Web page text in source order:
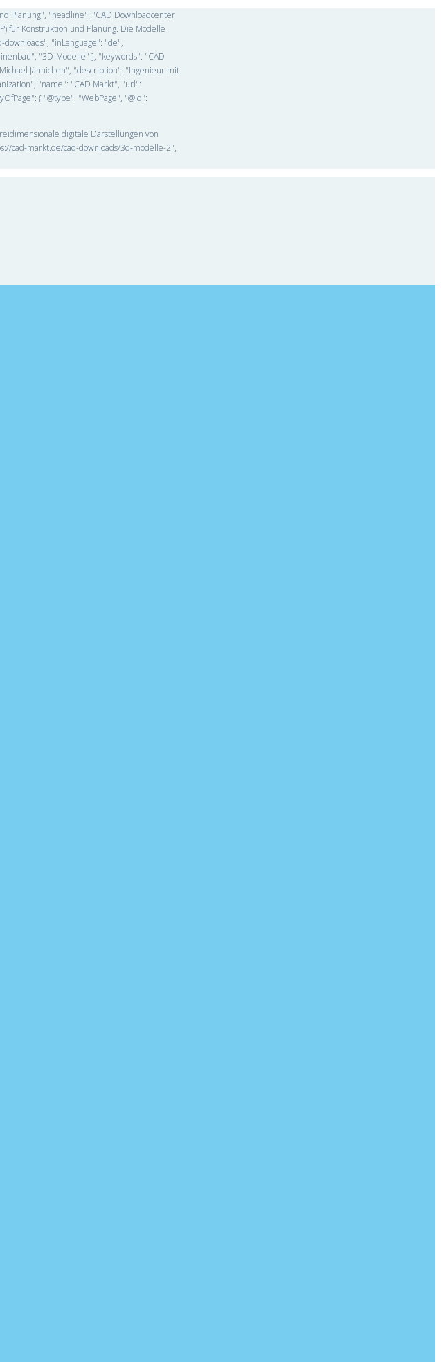
Planung", "headline": "CAD Downloadcenter
für Konstruktion und Planung. Die Modelle
"inLanguage": "de",
"3D-Modelle" ], "keywords": "CAD
Jähnichen", "description": "Ingenieur mit
"name": "CAD Markt", "url":
{ "@type": "WebPage", "@id":
digitale Darstellungen von
cad-markt.de/cad-downloads/3d-modelle-2",